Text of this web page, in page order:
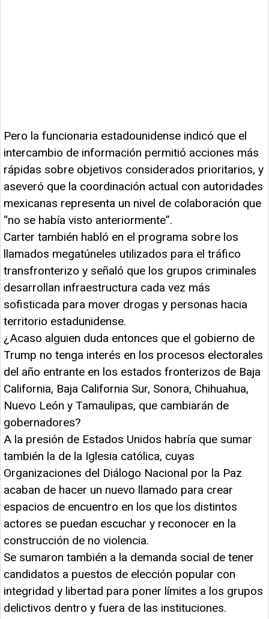
Pero la funcionaria estadounidense indicó que el
intercambio de información permitió acciones más
rápidas sobre objetivos considerados prioritarios, y
aseveró que la coordinación actual con autoridades
mexicanas representa un nivel de colaboración que
“no se había visto anteriormente”.
Carter también habló en el programa sobre los
llamados megatúneles utilizados para el tráfico
transfronterizo y señaló que los grupos criminales
desarrollan infraestructura cada vez más
sofisticada para mover drogas y personas hacia
territorio estadunidense.
¿Acaso alguien duda entonces que el gobierno de
Trump no tenga interés en los procesos electorales
del año entrante en los estados fronterizos de Baja
California, Baja California Sur, Sonora, Chihuahua,
Nuevo León y Tamaulipas, que cambiarán de
gobernadores?
A la presión de Estados Unidos habría que sumar
también la de la Iglesia católica, cuyas
Organizaciones del Diálogo Nacional por la Paz
acaban de hacer un nuevo llamado para crear
espacios de encuentro en los que los distintos
actores se puedan escuchar y reconocer en la
construcción de no violencia.
Se sumaron también a la demanda social de tener
candidatos a puestos de elección popular con
integridad y libertad para poner límites a los grupos
delictivos dentro y fuera de las instituciones.